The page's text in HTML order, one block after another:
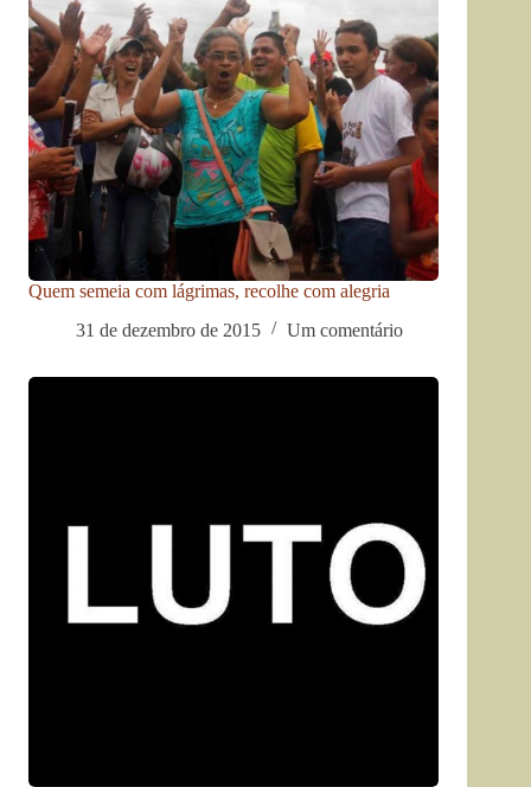
Quem semeia com lágrimas, recolhe com alegria
31 de dezembro de 2015
Um comentário